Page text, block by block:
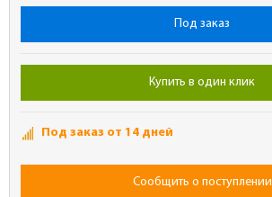
Под заказ
Купить в один клик
Под заказ от 14 дней
Сообщить о поступлении